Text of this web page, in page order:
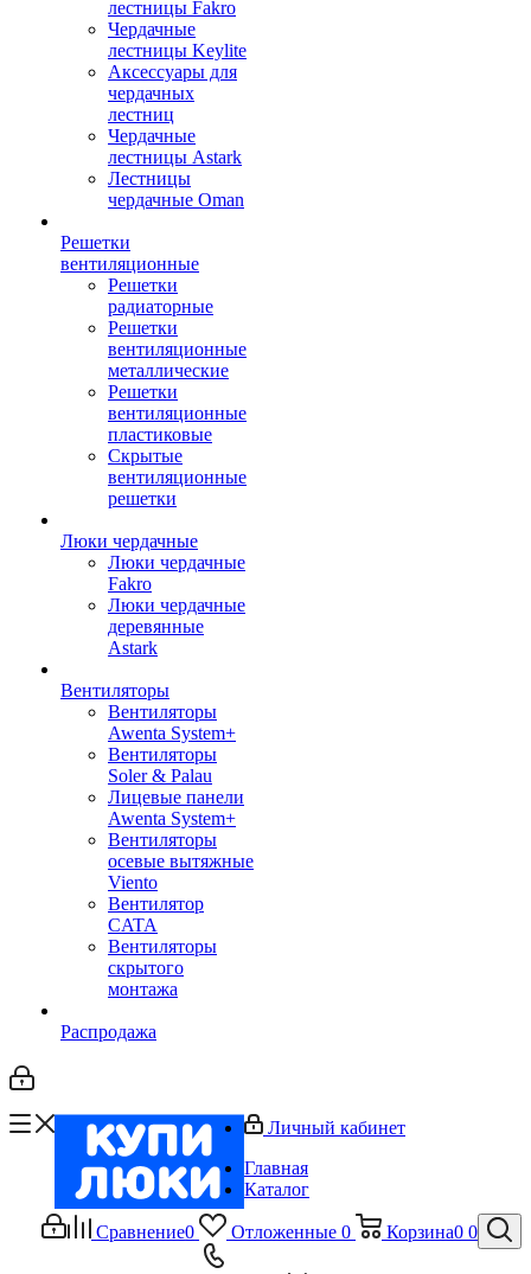
лестницы Fakro
Чердачные
лестницы Keylite
Аксессуары для
чердачных
лестниц
Чердачные
лестницы Astark
Лестницы
чердачные Oman
Решетки
вентиляционные
Решетки
радиаторные
Решетки
вентиляционные
металлические
Решетки
вентиляционные
пластиковые
Скрытые
вентиляционные
решетки
Люки чердачные
Люки чердачные
Fakro
Люки чердачные
деревянные
Astark
Вентиляторы
Вентиляторы
Awenta System+
Вентиляторы
Soler & Palau
Лицевые панели
Awenta System+
Вентиляторы
осевые вытяжные
Viento
Вентилятор
CATA
Вентиляторы
скрытого
монтажа
Распродажа
Сравнение0 Отложенные 0 Корзина0 0
Личный кабинет
Главная
Каталог